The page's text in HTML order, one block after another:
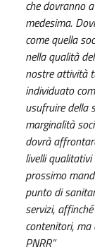
che dovranno
medesima.
come quella
nella qualità
nostre attività
individuato
usufruire della
marginalità
dovrà
livelli qualitativi
prossimo
punto di
servizi,
contenitori, ma
PNRR”